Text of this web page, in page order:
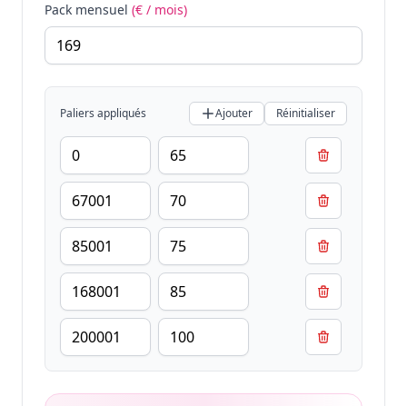
Pack mensuel (€ / mois)
Paliers appliqués Ajouter Réinitialiser